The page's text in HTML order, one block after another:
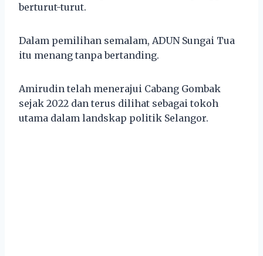
berturut-turut.
Dalam pemilihan semalam, ADUN Sungai Tua
itu menang tanpa bertanding.
Amirudin telah menerajui Cabang Gombak
sejak 2022 dan terus dilihat sebagai tokoh
utama dalam landskap politik Selangor.